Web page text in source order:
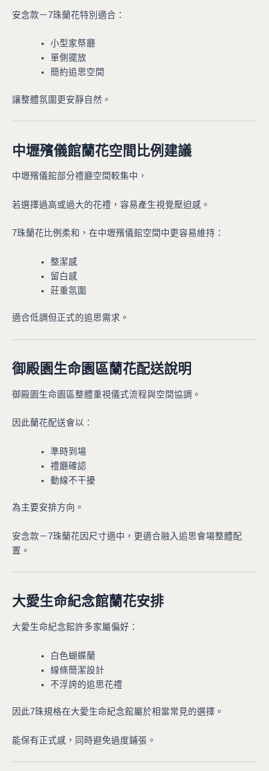
安念款－7珠蘭花特別適合：
小型家祭廳
單側擺放
簡約追思空間
讓整體氛圍更安靜自然。
中壢殯儀館蘭花空間比例建議
中壢殯儀館部分禮廳空間較集中，
若選擇過高或過大的花禮，容易產生視覺壓迫感。
7珠蘭花比例柔和，在中壢殯儀館空間中更容易維持：
整潔感
留白感
莊重氛圍
適合低調但正式的追思需求。
御殿園生命園區蘭花配送說明
御殿園生命園區整體重視儀式流程與空間協調。
因此蘭花配送會以：
準時到場
禮廳確認
動線不干擾
為主要安排方向。
安念款－7珠蘭花因尺寸適中，更適合融入追思會場整體配
置。
大愛生命紀念館蘭花安排
大愛生命紀念館許多家屬偏好：
白色蝴蝶蘭
線條簡潔設計
不浮誇的追思花禮
因此7珠規格在大愛生命紀念館屬於相當常見的選擇。
能保有正式感，同時避免過度鋪張。